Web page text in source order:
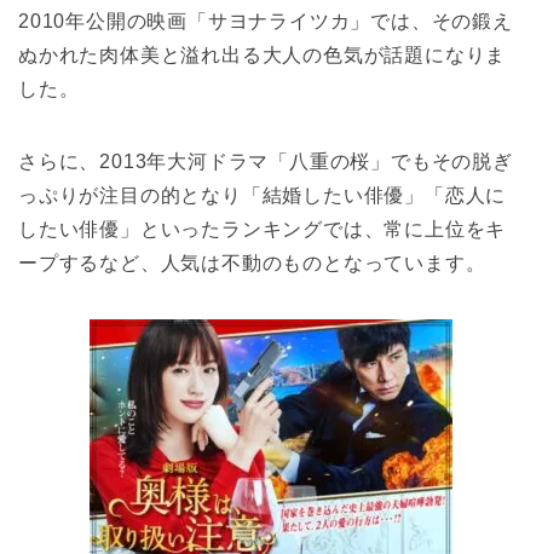
2010年公開の映画「サヨナライツカ」では、その鍛え
ぬかれた肉体美と溢れ出る大人の色気が話題になりま
した。
さらに、2013年大河ドラマ「八重の桜」でもその脱ぎ
っぷりが注目の的となり「結婚したい俳優」「恋人に
したい俳優」といったランキングでは、常に上位をキ
ープするなど、人気は不動のものとなっています。